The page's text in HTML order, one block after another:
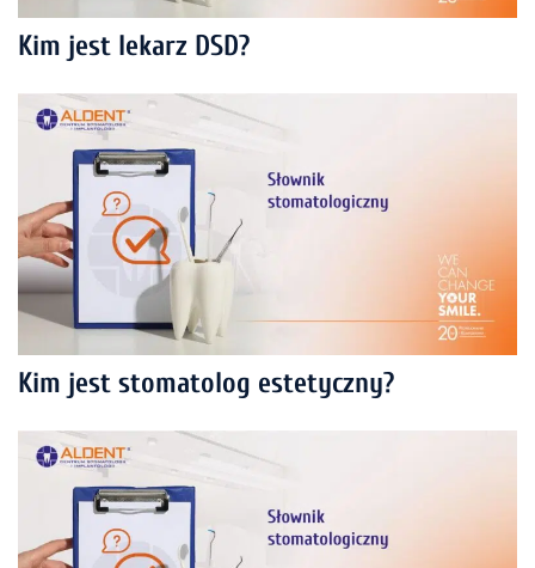
Kim jest lekarz DSD?
Kim jest stomatolog estetyczny?